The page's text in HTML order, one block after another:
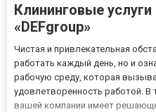
Клининговые
«DEFgroup»
Чистая и привлекательная
работать каждый день, но и
рабочую среду, которая
удовлетворенность работой. В
вашей компании имеет